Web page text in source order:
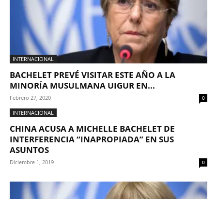
INTERNACIONAL
BACHELET PREVÉ VISITAR ESTE AÑO A LA
MINORÍA MUSULMANA UIGUR EN...
Febrero 27, 2020 0
INTERNACIONAL
CHINA ACUSA A MICHELLE BACHELET DE
INTERFERENCIA “INAPROPIADA” EN SUS
ASUNTOS
Diciembre 1, 2019 0